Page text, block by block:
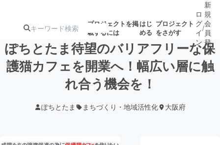
プロジェクトを掲
載するには
はじ
める
プロジェクト
をさがす
注目のリ 注目の新着プロ
ジェクト
募集終了が近いプ
ロジェクト
ロ
グ
イ
ン
/
新
規
会
員
登
録
ぽちとたま待望のバリアフリーな保
護猫カフェを開業へ！幅広い層に触
れ合う機会を！
ぽちとたま まちづくり・地域活性化 大阪府